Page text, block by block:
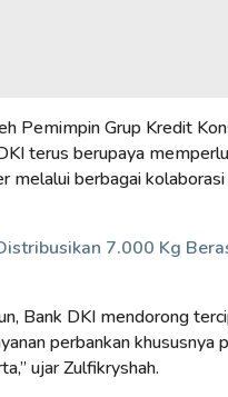
Pemimpin Grup Kredit
terus berupaya
melalui berbagai
7.000 Kg
Bank DKI mendorong
perbankan khususnya
ujar Zulfikryshah.